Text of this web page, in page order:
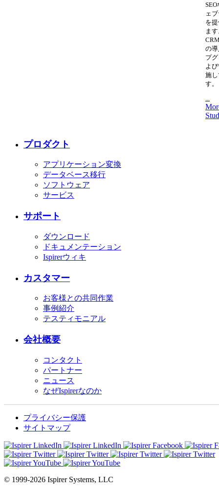
ェ
を
ま
の
プ
よ
施
す。
...
プロダクト
アプリケーション変換
データベース移行
ソフトウェア
サービス
サポート
ダウンロード
ドキュメンテーション
Ispirerウィキ
カスタマー
お客様との共同作業
事例紹介
テスティモニアル
会社概要
コンタクト
パートナー
ニュース
なぜIspirerなのか
プライバシー保護
サイトマップ
© 1999-2026 Ispirer Systems, LLC